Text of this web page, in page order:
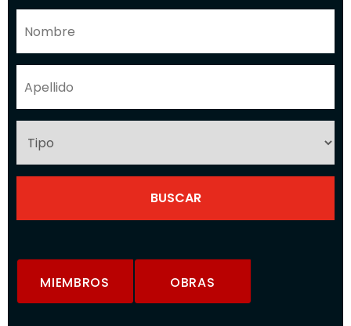
MIEMBROS OBRAS